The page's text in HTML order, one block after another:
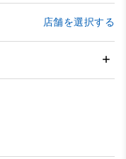
店舗を選択する